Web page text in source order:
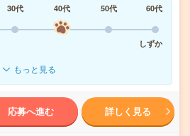
30代 40代 50代
60代
しずか
もっと見る
応募へ進む 詳しく見る